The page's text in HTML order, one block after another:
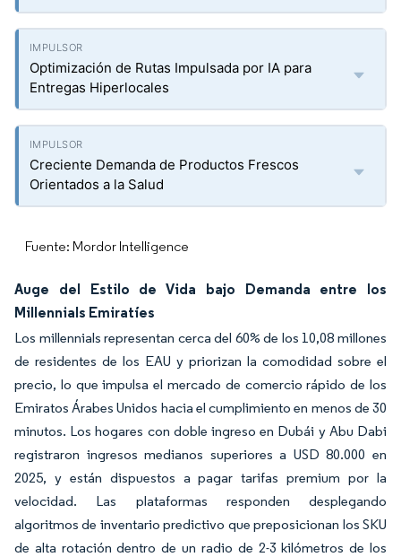
Optimización de Rutas Impulsada por IA para
Entregas Hiperlocales
Creciente Demanda de Productos Frescos
Orientados a la Salud
Fuente: Mordor Intelligence
Auge del Estilo de Vida bajo Demanda entre los
Millennials Emiratíes
Los millennials representan cerca del 60% de los 10,08 millones
de residentes de los EAU y priorizan la comodidad sobre el
precio, lo que impulsa el mercado de comercio rápido de los
Emiratos Árabes Unidos hacia el cumplimiento en menos de 30
minutos. Los hogares con doble ingreso en Dubái y Abu Dabi
registraron ingresos medianos superiores a USD 80.000 en
2025, y están dispuestos a pagar tarifas premium por la
velocidad. Las plataformas responden desplegando
algoritmos de inventario predictivo que preposicionan los SKU
de alta rotación dentro de un radio de 2-3 kilómetros de los